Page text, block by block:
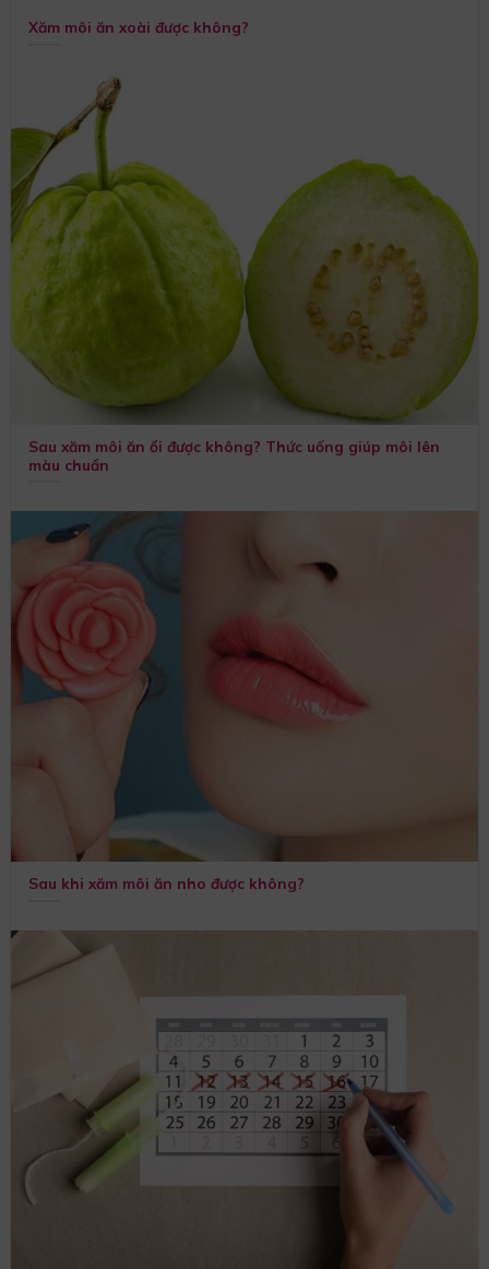
Xăm môi ăn xoài được không?
Sau xăm môi ăn ổi được không? Thức uống giúp môi lên
màu chuẩn
Sau khi xăm môi ăn nho được không?